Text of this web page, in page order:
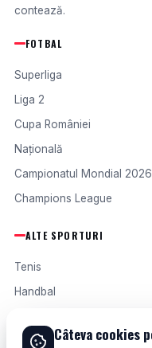
contează.
FOTBAL
Superliga
Liga 2
Cupa României
Națională
Campionatul Mondial 2026
Champions League
ALTE SPORTURI
Tenis
Handbal
Formula 1Câteva cookies